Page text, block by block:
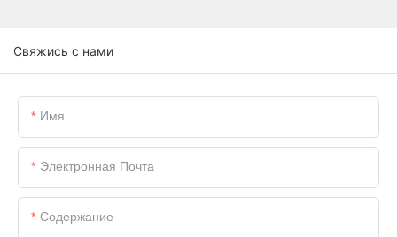
Свяжись с нами
Имя
Электронная Почта
Содержание